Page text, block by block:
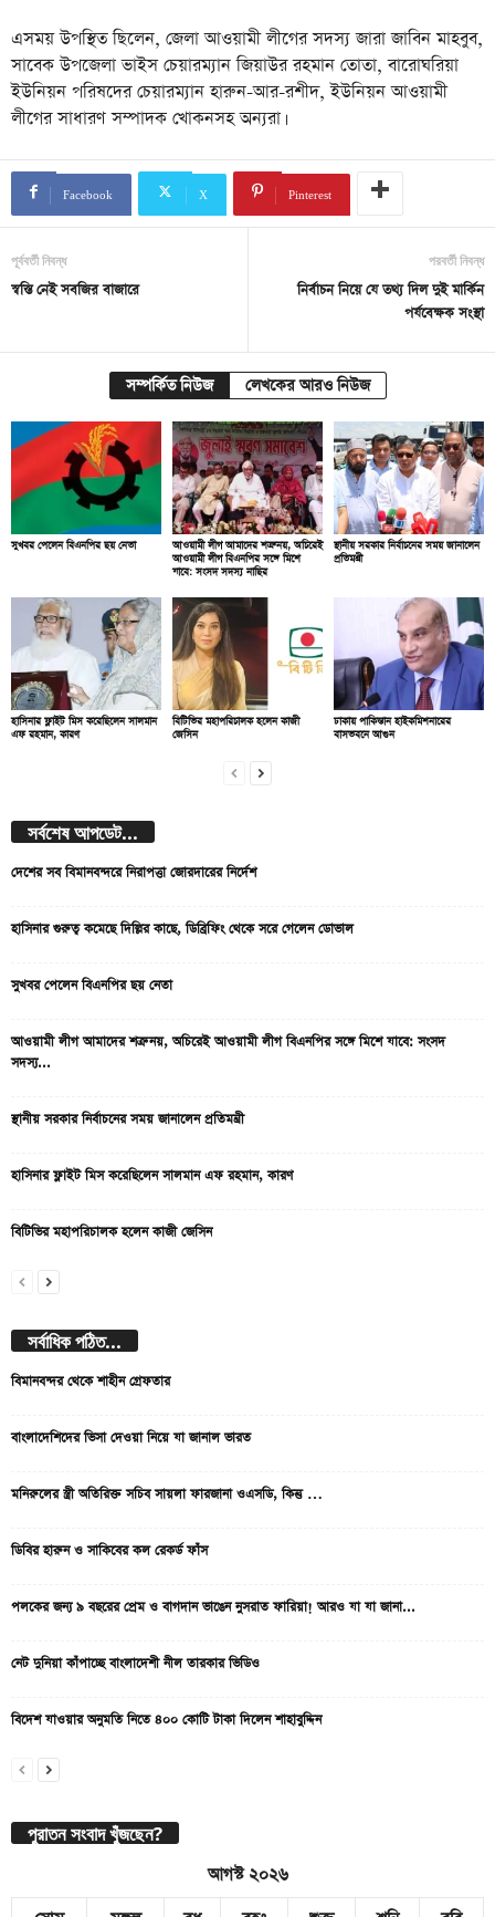
এসময় উপস্থিত ছিলেন, জেলা আওয়ামী লীগের সদস্য জারা জাবিন মাহবুব,
সাবেক উপজেলা ভাইস চেয়ারম্যান জিয়াউর রহমান তোতা, বারোঘরিয়া
ইউনিয়ন পরিষদের চেয়ারম্যান হারুন-আর-রশীদ, ইউনিয়ন আওয়ামী
লীগের সাধারণ সম্পাদক খোকনসহ অন্যরা।
Facebook X Pinterest
পূর্ববর্তী নিবন্ধ
স্বস্তি নেই সবজির বাজারে
পরবর্তী নিবন্ধ
নির্বাচন নিয়ে যে তথ্য দিল দুই মার্কিন
পর্যবেক্ষক সংস্থা
সম্পর্কিত নিউজ লেখকের আরও নিউজ
সুখবর পেলেন বিএনপির ছয় নেতা
আওয়ামী লীগ আমাদের শত্রু নয়, অচিরেই
আওয়ামী লীগ বিএনপির সঙ্গে মিশে
যাবে: সংসদ সদস্য নাছির
স্থানীয় সরকার নির্বাচনের সময় জানালেন
প্রতিমন্ত্রী
হাসিনার ফ্লাইট মিস করেছিলেন সালমান
এফ রহমান, কারণ
বিটিভির মহাপরিচালক হলেন কাজী
জেসিন
ঢাকায় পাকিস্তান হাইকমিশনারের
বাসভবনে আগুন
সর্বশেষ আপডেট...
দেশের সব বিমানবন্দরে নিরাপত্তা জোরদারের নির্দেশ
হাসিনার গুরুত্ব কমেছে দিল্লির কাছে, ডিব্রিফিং থেকে সরে গেলেন ডোভাল
সুখবর পেলেন বিএনপির ছয় নেতা
আওয়ামী লীগ আমাদের শত্রু নয়, অচিরেই আওয়ামী লীগ বিএনপির সঙ্গে মিশে যাবে: সংসদ
সদস্য...
স্থানীয় সরকার নির্বাচনের সময় জানালেন প্রতিমন্ত্রী
হাসিনার ফ্লাইট মিস করেছিলেন সালমান এফ রহমান, কারণ
বিটিভির মহাপরিচালক হলেন কাজী জেসিন
সর্বাধিক পঠিত...
বিমানবন্দর থেকে শাহীন গ্রেফতার
বাংলাদেশিদের ভিসা দেওয়া নিয়ে যা জানাল ভারত
মনিরুলের স্ত্রী অতিরিক্ত সচিব সায়লা ফারজানা ওএসডি, কিন্তু …
ডিবির হারুন ও সাকিবের কল রেকর্ড ফাঁস
পলকের জন্য ৯ বছরের প্রেম ও বাগদান ভাঙেন নুসরাত ফারিয়া! আরও যা যা জানা...
নেট দুনিয়া কাঁপাচ্ছে বাংলাদেশী নীল তারকার ভিডিও
বিদেশ যাওয়ার অনুমতি নিতে ৪০০ কোটি টাকা দিলেন শাহাবুদ্দিন
পুরাতন সংবাদ খুঁজছেন?
আগস্ট ২০২৬